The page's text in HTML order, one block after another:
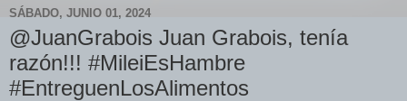
SÁBADO, JUNIO 01, 2024
@JuanGrabois Juan Grabois, tenía
razón!!! #MileiEsHambre
#EntreguenLosAlimentos